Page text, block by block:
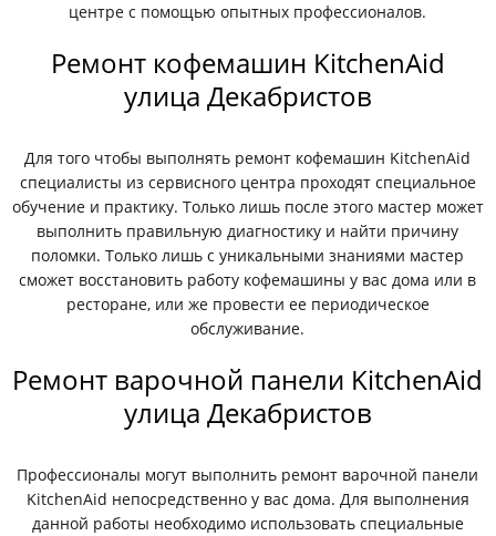
центре с помощью опытных профессионалов.
Ремонт кофемашин KitchenAid
улица Декабристов
Для того чтобы выполнять ремонт кофемашин KitchenAid
специалисты из сервисного центра проходят специальное
обучение и практику. Только лишь после этого мастер может
выполнить правильную диагностику и найти причину
поломки. Только лишь с уникальными знаниями мастер
сможет восстановить работу кофемашины у вас дома или в
ресторане, или же провести ее периодическое
обслуживание.
Ремонт варочной панели KitchenAid
улица Декабристов
Профессионалы могут выполнить ремонт варочной панели
KitchenAid непосредственно у вас дома. Для выполнения
данной работы необходимо использовать специальные